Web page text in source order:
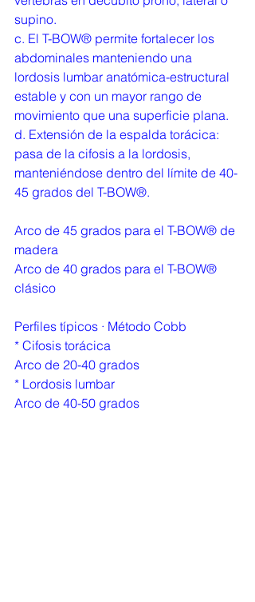
supino.
c. El T-BOW® permite fortalecer los
abdominales manteniendo una
lordosis lumbar anatómica-estructural
estable y con un mayor rango de
movimiento que una superficie plana.
d. Extensión de la espalda torácica:
pasa de la cifosis a la lordosis,
manteniéndose dentro del límite de 40-
45 grados del T-BOW®.
Arco de 45 grados para el T-BOW® de
madera
Arco de 40 grados para el T-BOW®
clásico
Perfiles típicos · Método Cobb
* Cifosis torácica
Arco de 20-40 grados
* Lordosis lumbar
Arco de 40-50 grados